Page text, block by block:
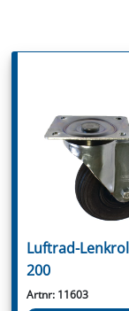
Luftrad-
200
Artnr: 11603